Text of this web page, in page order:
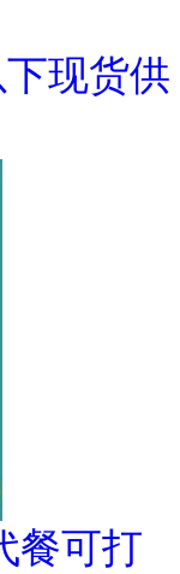
现货供
餐可打